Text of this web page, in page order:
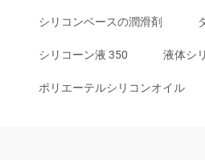
シリコンベースの潤滑剤
シリコーン液 350 液体シ
ポリエーテルシリコンオイル